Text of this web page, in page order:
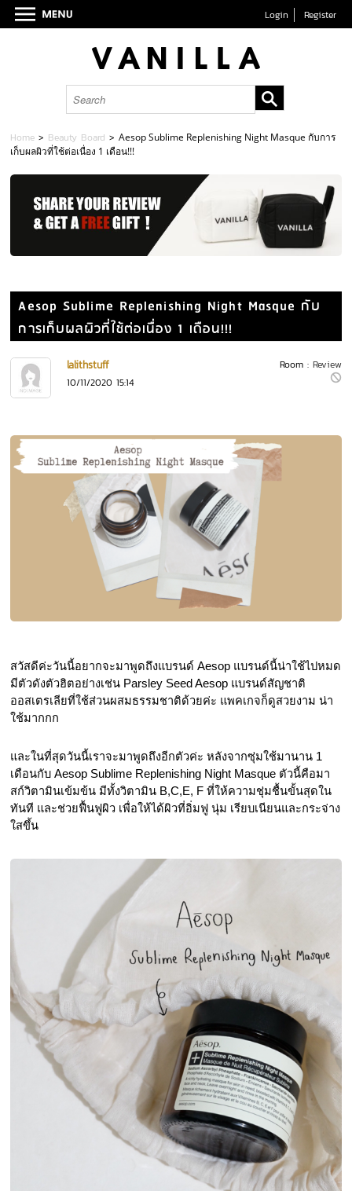
Login Register
Home > Beauty Board >Aesop Sublime Replenishing Night Masque กับการ
เก็บผลผิวที่ใช้ต่อเนื่อง 1 เดือน!!!
Aesop Sublime Replenishing Night Masque กับ
การเก็บผลผิวที่ใช้ต่อเนื่อง 1 เดือน!!!
Room : Review
lalithstuff
10/11/2020 15:14
สวัสดีค่ะวันนี้อยากจะมาพูดถึงแบรนด์ Aesop แบรนด์นี้น่าใช้ไปหมด
มีตัวดังตัวฮิตอย่างเช่น Parsley Seed Aesop แบรนด์สัญชาติ
ออสเตรเลียที่ใช้ส่วนผสมธรรมชาติด้วยค่ะ แพคเกจก็ดูสวยงาม น่า
ใช้มากกก
และในที่สุดวันนี้เราจะมาพูดถึงอีกตัวค่ะ หลังจากซุ่มใช้มานาน 1
เดือนกับ Aesop Sublime Replenishing Night Masque ตัวนี้คือมา
สก์วิตามินเข้มข้น มีทั้งวิตามิน B,C,E, F ที่ให้ความชุ่มชื้นขั้นสุดใน
ทันที และช่วยฟื้นฟูผิว เพื่อให้ได้ผิวที่อิ่มฟู นุ่ม เรียบเนียนและกระจ่าง
ใสขึ้น